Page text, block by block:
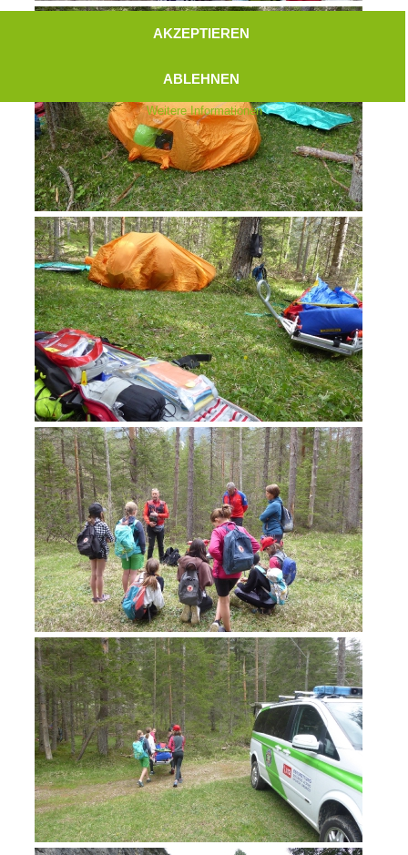
Aktuell
Jahresberichte
MITGLIED WERDEN
AKZEPTIEREN
ABLEHNEN
Weitere Informationen